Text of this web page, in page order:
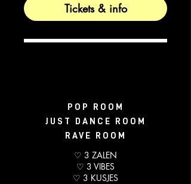
Tickets & info
POP ROOM
JUST DANCE ROOM
RAVE ROOM
♡ 3 ZALEN
♡ 3 VIBES
♡ 3 KUSJES